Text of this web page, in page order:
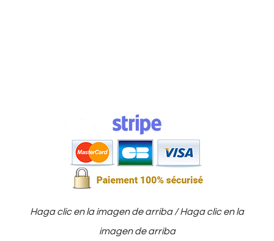
Haga clic en la imagen de arriba / Haga clic en la
imagen de arriba